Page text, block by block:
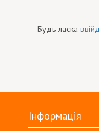
Будь ласка
Інформація